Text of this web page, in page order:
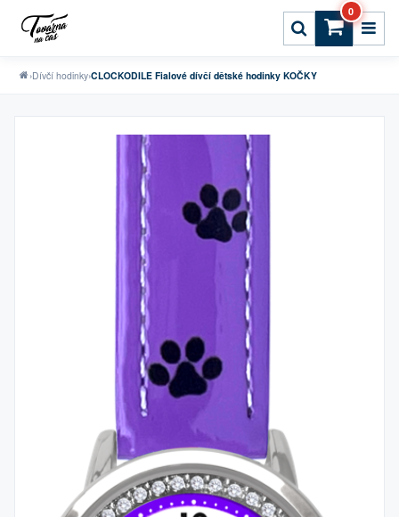
0
›Dívčí hodinky›CLOCKODILE Fialové dívčí dětské hodinky KOČKY